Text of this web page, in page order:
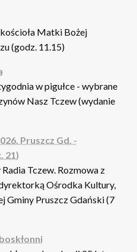
Matki Bożej
(godz. 11.15)
w pigułce - wybrane
Nasz Tczew (wydanie
Pruszcz Gd. -
21)
Tczew. Rozmowa z
Ośrodka Kultury,
Gminy Pruszcz Gdański (7